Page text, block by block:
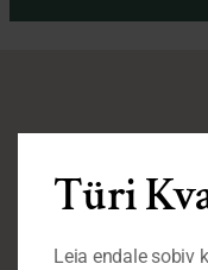
Türi
Leia endale sobiv